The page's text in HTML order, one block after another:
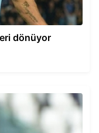
dönüyor